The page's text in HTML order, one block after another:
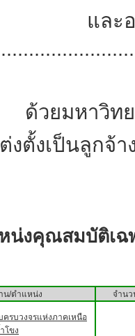
และ
าลัยแม่ฟ้
งตั้งเป็นลูกจ้า
น่งคุณสมบัติเฉ
น/ตำแหน่ง จำนว
รบวงจรแห่งภาคเหนือ
โขง